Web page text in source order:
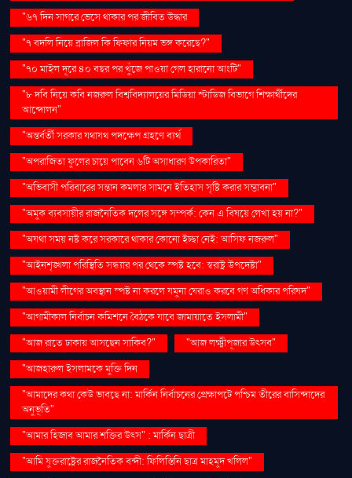
"৬৭ দিন সাগরে ভেসে থাকার পর জীবিত উদ্ধার
"৭ বদলি নিয়ে ব্রাজিল কি ফিফার নিয়ম ভঙ্গ করেছে?"
"৭০ মাইল দূরে ৪০ বছর পর খুঁজে পাওয়া গেল হারানো আংটি"
"৮ দবি নিয়ে কবি নজরুল বিশ্ববিদ্যালয়ের মিডিয়া স্টাডিজ বিভাগে শিক্ষার্থীদের
আন্দোলন"
"অন্তর্বর্তী সরকার যথাযথ পদক্ষেপ গ্রহণে ব্যর্থ
"অপরাজিতা ফুলের চায়ে পাবেন ৬টি অসাধারণ উপকারিতা"
"অভিবাসী পরিবারের সন্তান কমলার সামনে ইতিহাস সৃষ্টি করার সম্ভাবনা"
"অমুক ব্যবসায়ীর রাজনৈতিক দলের সঙ্গে সম্পর্ক: কেন এ বিষয়ে লেখা হয় না?"
"অযথা সময় নষ্ট করে সরকারে থাকার কোনো ইচ্ছা নেই: আসিফ নজরুল"
"আইনশৃঙ্খলা পরিস্থিতি সন্ধ্যার পর থেকে স্পষ্ট হবে: স্বরাষ্ট্র উপদেষ্টা"
"আওয়ামী লীগের অবস্থান স্পষ্ট না করলে যমুনা ঘেরাও করবে গণ অধিকার পরিষদ"
"আগামীকাল নির্বাচন কমিশনে বৈঠকে যাবে জামায়াতে ইসলামী"
"আজ রাতে ঢাকায় আসছেন সাকিব?"
"আজ লক্ষ্মীপূজার উৎসব"
"আজহারুল ইসলামকে মুক্তি দিন
"আমাদের কথা কেউ ভাবছে না: মার্কিন নির্বাচনের প্রেক্ষাপটে পশ্চিম তীরের বাসিন্দাদের
অনুভূতি"
"আমার হিজাব আমার শক্তির উৎস" : মার্কিন ছাত্রী
"আমি যুক্তরাষ্ট্রের রাজনৈতিক বন্দী: ফিলিস্তিনি ছাত্র মাহমুদ খলিল"